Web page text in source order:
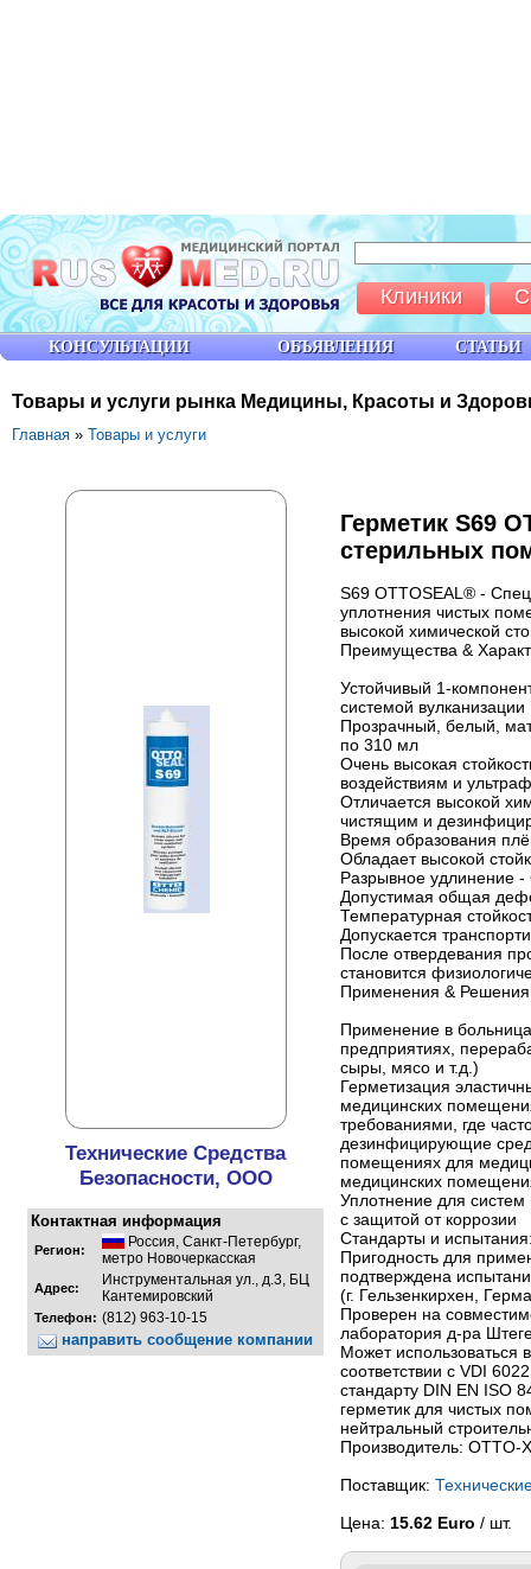
Товары и услуги рынка Медицины, Красоты и
Главная » Товары и услуги
Технические Средства
Безопасности, ООО
Контактная информация
Регион: Россия, Санкт-Петербург,
метро Новочеркасская
Адрес:
Инструментальная ул., д.3, БЦ
Кантемировский
Телефон: (812) 963-10-15
направить сообщение компании
Герметик S69
стерильных
S69 OTTOSEAL® -
уплотнения чистых
высокой химической
Преимущества &
Устойчивый 1-
системой вулканизации
Прозрачный, белый,
по 310 мл
Очень высокая
воздействиям и
Отличается высокой
чистящим и
Время образования
Обладает высокой
Разрывное удлинение -
Допустимая общая
Температурная
Допускается
После отвердевания
становится
Применения & Решения
Применение в
предприятиях,
сыры, мясо и т.д.)
Герметизация
медицинских
требованиями, где
дезинфицирующие
помещениях для
медицинских
Уплотнение для
с защитой от коррозии
Стандарты и
Пригодность для
подтверждена
(г. Гельзенкирхен,
Проверен на
лаборатория д-ра
Может использоваться
соответствии с VDI
стандарту DIN EN ISO
герметик для чистых
нейтральный
Производитель:
Поставщик:
Цена: 15.62 Euro / шт.
КОНСУЛЬТАЦИИ ОБЪЯВЛЕНИЯ СТАТЬИ
Клиники